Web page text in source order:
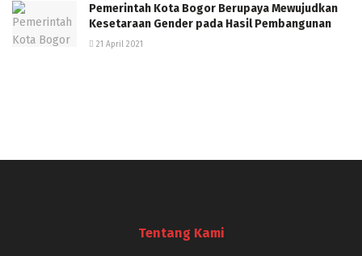
Pemerintah Kota Bogor Berupaya Mewujudkan
Kesetaraan Gender pada Hasil Pembangunan
21 April 2021
Tentang Kami